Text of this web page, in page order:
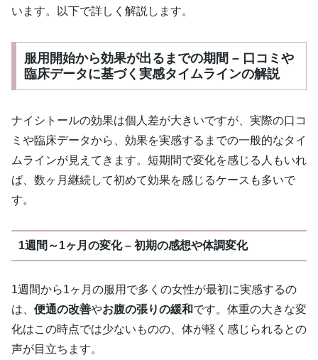
います。以下で詳しく解説します。
服用開始から効果が出るまでの期間 – 口コミや
臨床データに基づく実感タイムラインの解説
ナイシトールの効果は個人差が大きいですが、実際の口コ
ミや臨床データから、効果を実感するまでの一般的なタイ
ムラインが見えてきます。短期間で変化を感じる人もいれ
ば、数ヶ月継続して初めて効果を感じるケースも多いで
す。
1週間～1ヶ月の変化 – 初期の感想や体調変化
1週間から1ヶ月の服用で多くの女性が最初に実感するの
は、 便通の改善やお腹の張りの緩和です。体重の大きな変
化はこの時点では少ないものの、体が軽く感じられるとの
声が目立ちます。